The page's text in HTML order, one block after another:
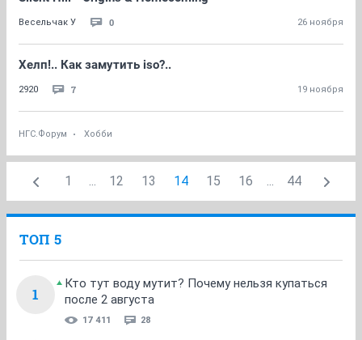
Весельчак У 0 26 ноября
Хелп!.. Как замутить iso?..
2920 7 19 ноября
НГС.Форум Хобби
1 ... 12 13 14 15 16 ... 44
ТОП 5
1
Кто тут воду мутит? Почему нельзя купаться
после 2 августа
17 411 28